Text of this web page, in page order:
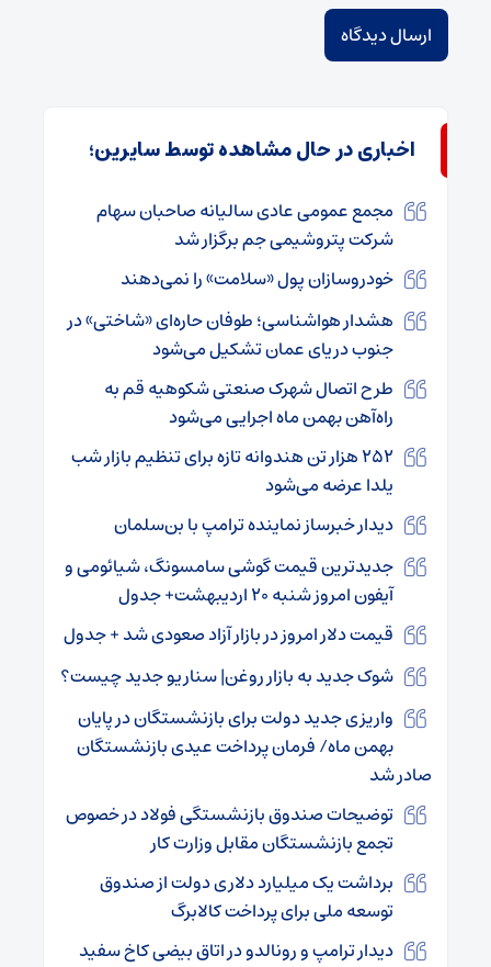
اخباری در حال مشاهده توسط سایرین؛
مجمع عمومی عادی سالیانه صاحبان سهام
شرکت پتروشیمی جم برگزار شد
خودروسازان پول «سلامت» را نمی‌دهند
هشدار هواشناسی؛ طوفان حاره‌ای «شاختی» در
جنوب دریای عمان تشکیل می‌شود
طرح اتصال شهرک صنعتی شکوهیه قم به
راه‌آهن بهمن ماه اجرایی می‌شود
۲۵۲ هزار تن هندوانه تازه برای تنظیم بازار شب
یلدا عرضه می‌شود
دیدار خبرساز نماینده ترامپ با بن‌سلمان
جدیدترین قیمت گوشی سامسونگ، شیائومی و
آیفون امروز شنبه ۲۰ اردیبهشت+ جدول
قیمت دلار امروز در بازار آزاد صعودی شد + جدول
شوک جدید به بازار روغن| سناریو جدید چیست؟
واریزی جدید دولت برای بازنشستگان در پایان
بهمن ماه/ فرمان پرداخت عیدی بازنشستگان
صادر شد
توضیحات صندوق بازنشستگی فولاد در خصوص
تجمع بازنشستگان مقابل وزارت کار
برداشت یک میلیارد دلاری دولت از صندوق
توسعه ملی برای پرداخت کالابرگ
دیدار ترامپ و رونالدو در اتاق بیضی کاخ سفید